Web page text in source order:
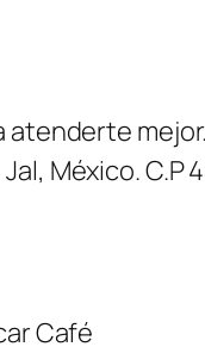
atenderte mejor.
México. C.P
Café